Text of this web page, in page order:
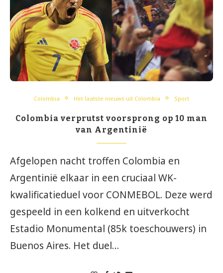
Colombia Het laatste nieuws uit Colombia Sport
Colombia verprutst voorsprong op 10 man
van Argentinië
Afgelopen nacht troffen Colombia en
Argentinië elkaar in een cruciaal WK-
kwalificatieduel voor CONMEBOL. Deze werd
gespeeld in een kolkend en uitverkocht
Estadio Monumental (85k toeschouwers) in
Buenos Aires. Het duel…